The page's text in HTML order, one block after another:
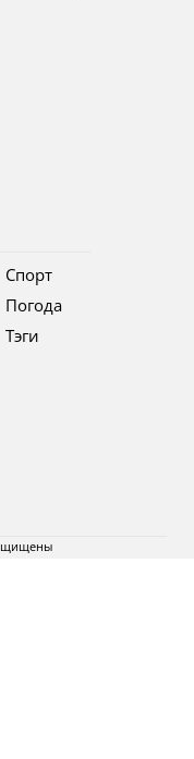
Спорт
Погода
Тэги